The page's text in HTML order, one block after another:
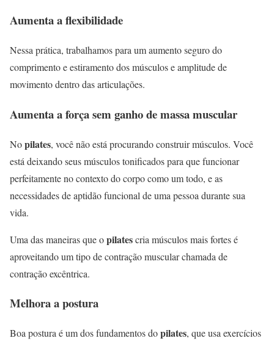
Aumenta a flexibilidade
Nessa prática, trabalhamos para um aumento seguro do
comprimento e estiramento dos músculos e amplitude de
movimento dentro das articulações.
Aumenta a força sem ganho de massa muscular
Nopilates, você não está procurando construir músculos. Você
está deixando seus músculos tonificados para que funcionar
perfeitamente no contexto do corpo como um todo, e as
necessidades de aptidão funcional de uma pessoa durante sua
vida.
Uma das maneiras que opilatescria músculos mais fortes é
aproveitando um tipo de contração muscular chamada de
contração excêntrica.
Melhora a postura
Boa postura é um dos fundamentos dopilates, que usa exercícios